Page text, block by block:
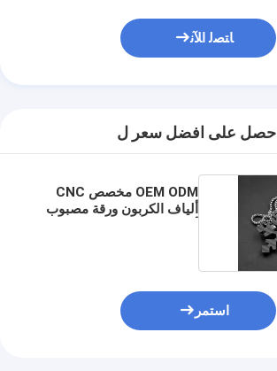
ﺎﺘﺼﻟ ﺍﻶﻧ
احصل على افضل سعر ل
OEM ODM مخصص CNC
ألياف الكربون ورقة مصبوب
استمر